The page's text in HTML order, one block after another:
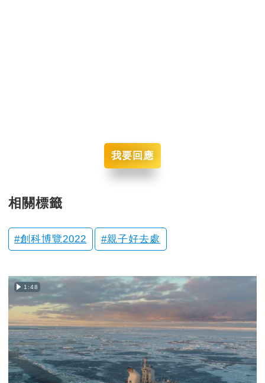
我要回應
相關標籤
創科博覽2022 親子好去處
1:48